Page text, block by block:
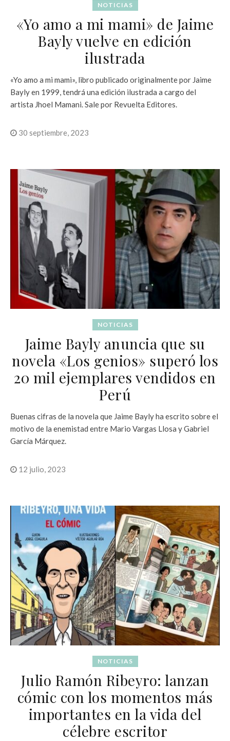
NOTICIAS
«Yo amo a mi mami» de Jaime
Bayly vuelve en edición
ilustrada
«Yo amo a mi mami», libro publicado originalmente por Jaime
Bayly en 1999, tendrá una edición ilustrada a cargo del
artista Jhoel Mamani. Sale por Revuelta Editores.
30 septiembre, 2023
NOTICIAS
Jaime Bayly anuncia que su
novela «Los genios» superó los
20 mil ejemplares vendidos en
Perú
Buenas cifras de la novela que Jaime Bayly ha escrito sobre el
motivo de la enemistad entre Mario Vargas Llosa y Gabriel
García Márquez.
12 julio, 2023
NOTICIAS
Julio Ramón Ribeyro: lanzan
cómic con los momentos más
importantes en la vida del
célebre escritor